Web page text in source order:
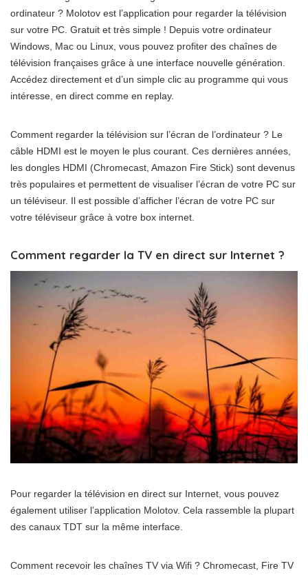
ordinateur ? Molotov est l’application pour regarder la télévision
sur votre PC. Gratuit et très simple ! Depuis votre ordinateur
Windows, Mac ou Linux, vous pouvez profiter des chaînes de
télévision françaises grâce à une interface nouvelle génération.
Accédez directement et d’un simple clic au programme qui vous
intéresse, en direct comme en replay.
Comment regarder la télévision sur l’écran de l’ordinateur ? Le
câble HDMI est le moyen le plus courant. Ces dernières années,
les dongles HDMI (Chromecast, Amazon Fire Stick) sont devenus
très populaires et permettent de visualiser l’écran de votre PC sur
un téléviseur. Il est possible d’afficher l’écran de votre PC sur
votre téléviseur grâce à votre box internet.
Comment regarder la TV en direct sur Internet ?
Pour regarder la télévision en direct sur Internet, vous pouvez
également utiliser l’application Molotov. Cela rassemble la plupart
des canaux TDT sur la même interface.
Comment recevoir les chaînes TV via Wifi ? Chromecast, Fire TV